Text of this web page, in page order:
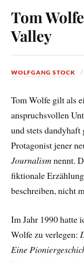
Tom
Valley
WOLFGANG STOCK
Tom Wolfe gilt als
anspruchsvollen
und stets
Protagonist jener
Journalismnennt.
fiktionale
beschreiben, nicht
Im Jahr 1990 hatte
Wolfe zu verlegen:
Eine